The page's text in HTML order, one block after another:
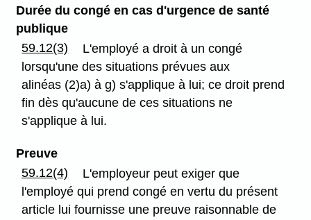
Durée du congé en cas d'urgence de santé
publique
59.12(3)
L'employé a droit à un congé
lorsqu'une des situations prévues aux
alinéas (2)a) à g) s'applique à lui; ce droit prend
fin dès qu'aucune de ces situations ne
s'applique à lui.
Preuve
59.12(4)
L'employeur peut exiger que
l'employé qui prend congé en vertu du présent
article lui fournisse une preuve raisonnable de